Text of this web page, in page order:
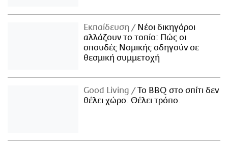
Εκπαίδευση
Νέοι δικηγόροι
αλλάζουν το τοπίο: Πώς οι
σπουδές Νομικής οδηγούν σε
θεσμική συμμετοχή
Good Living
Το BBQ στο σπίτι δεν
θέλει χώρο. Θέλει τρόπο.